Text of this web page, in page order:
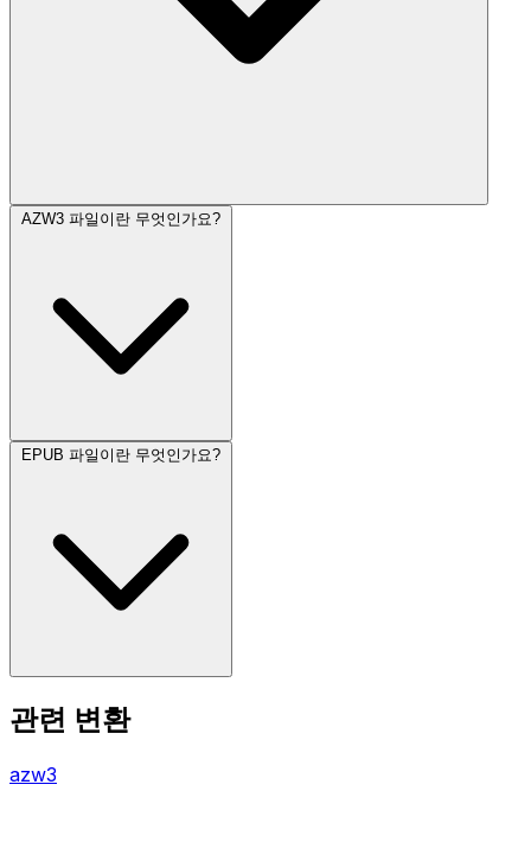
AZW3 파일이란 무엇인가요?
EPUB 파일이란 무엇인가요?
관련 변환
azw3